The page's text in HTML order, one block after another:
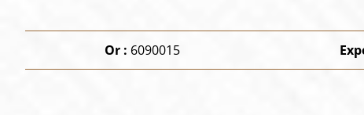
Or : 6090015